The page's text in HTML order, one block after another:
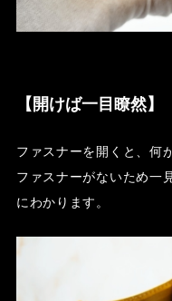
【開けば一目瞭然】
ファスナーを開くと、何
ファスナーがないため一
にわかります。